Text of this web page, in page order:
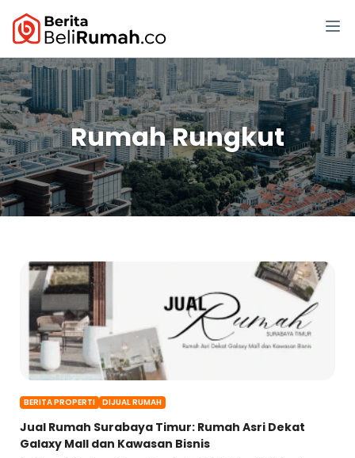
Rumah Rungkut
BERITA PROPERTI DIJUAL RUMAH
Jual Rumah Surabaya Timur: Rumah Asri Dekat
Galaxy Mall dan Kawasan Bisnis